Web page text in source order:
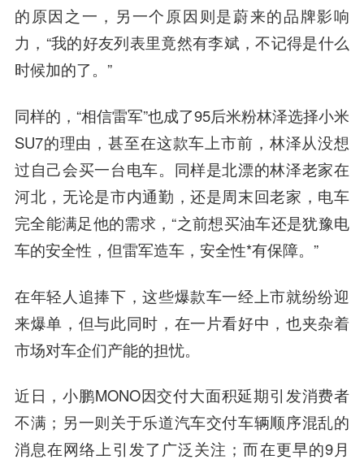
的原因之一，另一个原因则是蔚来的品牌影响
力，“我的好友列表里竟然有李斌，不记得是什么
时候加的了。”
同样的，“相信雷军”也成了95后米粉林泽选择小米
SU7的理由，甚至在这款车上市前，林泽从没想
过自己会买一台电车。同样是北漂的林泽老家在
河北，无论是市内通勤，还是周末回老家，电车
完全能满足他的需求，“之前想买油车还是犹豫电
车的安全性，但雷军造车，安全性*有保障。”
在年轻人追捧下，这些爆款车一经上市就纷纷迎
来爆单，但与此同时，在一片看好中，也夹杂着
市场对车企们产能的担忧。
近日，小鹏MONO因交付大面积延期引发消费者
不满；另一则关于乐道汽车交付车辆顺序混乱的
消息在网络上引发了广泛关注；而在更早的9月